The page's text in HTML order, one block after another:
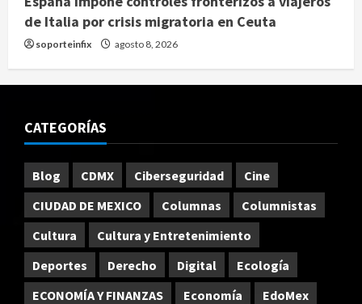
de Italia por crisis migratoria en Ceuta
soporteinfix agosto 8, 2026
CATEGORÍAS
Blog CDMX Ciberseguridad
Cine
CIUDAD DE MEXICO
Columnas
Columnistas
Cultura
Cultura y Entretenimiento
Deportes
Derecho Digital
Ecología
ECONOMÍA Y FINANZAS
Economía
EdoMex